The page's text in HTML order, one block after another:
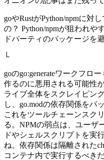
goやRustがPython/npmに対
の？ Python/npmが狙われや
ドパーティのパッケージを
└
goのgo:generateワークフロ
作るのに悪用される可能性
ライブ全体をスクレイピン
し、go.modの依存関係をパ
これをツールチェーンスク
る。NPMの弱点は、ユーザ
ドやシェルスクリプトを実
ね。依存関係は隔離された
コンテナ内で実行するべき